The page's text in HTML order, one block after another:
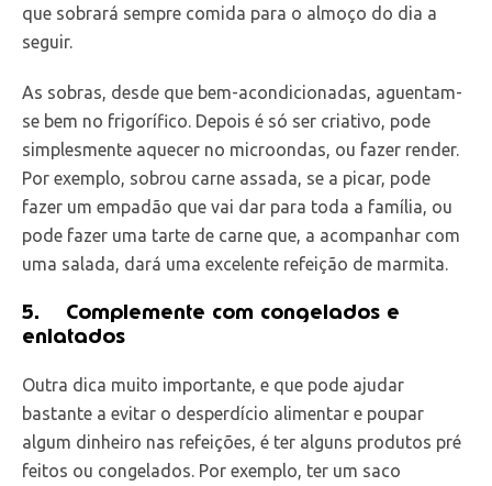
que sobrará sempre comida para o almoço do dia a
seguir.
As sobras, desde que bem-acondicionadas, aguentam-
se bem no frigorífico. Depois é só ser criativo, pode
simplesmente aquecer no microondas, ou fazer render.
Por exemplo, sobrou carne assada, se a picar, pode
fazer um empadão que vai dar para toda a família, ou
pode fazer uma tarte de carne que, a acompanhar com
uma salada, dará uma excelente refeição de marmita.
5. Complemente com congelados e
enlatados
Outra dica muito importante, e que pode ajudar
bastante a evitar o desperdício alimentar e poupar
algum dinheiro nas refeições, é ter alguns produtos pré
feitos ou congelados. Por exemplo, ter um saco